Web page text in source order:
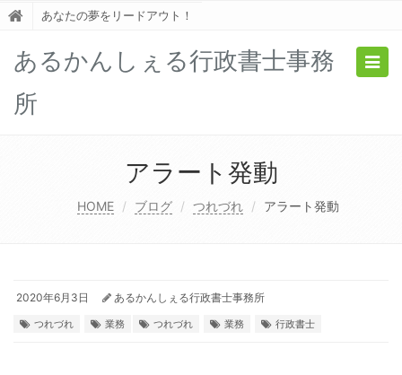
あなたの夢をリードアウト！
あるかんしぇる行政書士事務
所
アラート発動
HOME ブログ つれづれ アラート発動
2020年6月3日 あるかんしぇる行政書士事務所
つれづれ 業務 つれづれ 業務 行政書士